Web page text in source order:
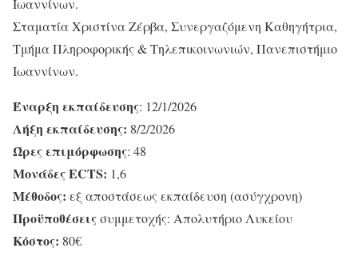
Ιωαννίνων.
Σταματία Χριστίνα Ζέρβα, Συνεργαζόμενη Καθηγήτρια,
Τμήμα Πληροφορικής & Τηλεπικοινωνιών, Πανεπιστήμιο
Ιωαννίνων.
Έναρξη εκπαίδευσης: 12/1/2026
Λήξη εκπαίδευσης: 8/2/2026
Ώρες επιμόρφωσης: 48
Μονάδες ECTS: 1,6
Μέθοδος: εξ αποστάσεως εκπαίδευση (ασύγχρονη)
Προϋποθέσειςσυμμετοχής: Απολυτήριο Λυκείου
Κόστος: 80€